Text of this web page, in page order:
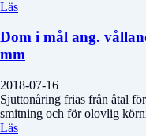
Läs
Dom i mål ang.
mm
2018-07-16
Sjuttonåring frias från åtal
smitning och för olovlig
Läs